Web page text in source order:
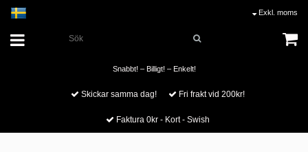
Exkl. moms
Snabbt! – Billigt! – Enkelt!
Skickar samma dag! Fri frakt vid 200kr!
Faktura 0kr - Kort - Swish